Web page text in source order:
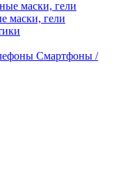
маски, гели
Смартфоны /